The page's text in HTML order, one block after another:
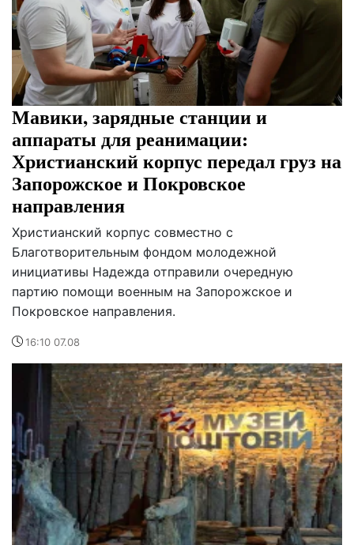
Мавики, зарядные станции и
аппараты для реанимации:
Христианский корпус передал груз на
Запорожское и Покровское
направления
Христианский корпус совместно с
Благотворительным фондом молодежной
инициативы Надежда отправили очередную
партию помощи военным на Запорожское и
Покровское направления.
16:10 07.08